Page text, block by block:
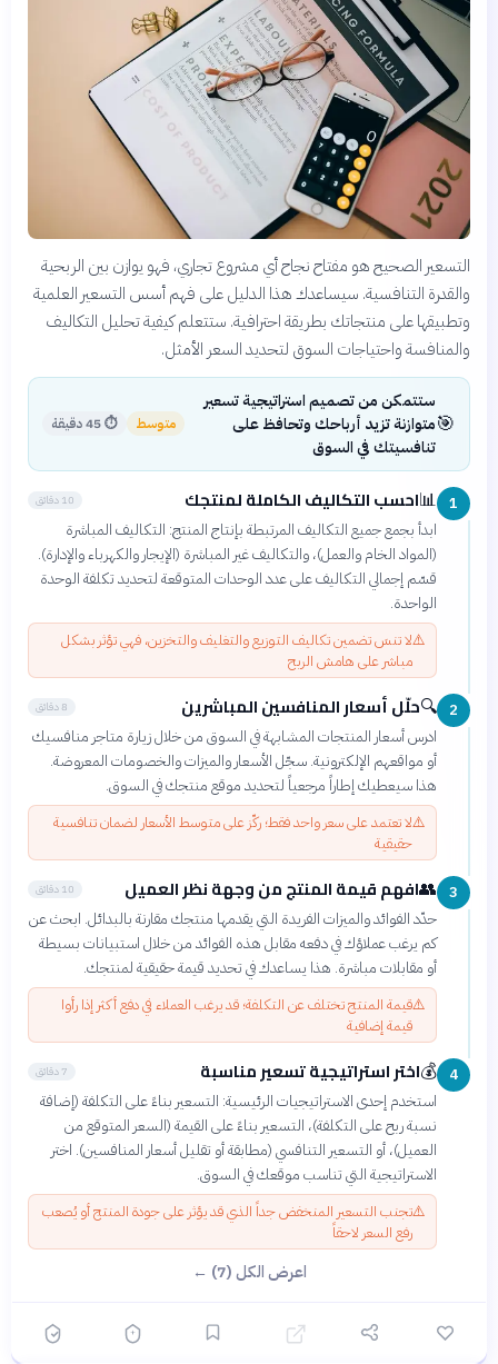
التسعير الصحيح هو مفتاح نجاح أي مشروع تجاري، فهو يوازن بين الربحية
والقدرة التنافسية. سيساعدك هذا الدليل على فهم أسس التسعير العلمية
وتطبيقها على منتجاتك بطريقة احترافية. ستتعلم كيفية تحليل التكاليف
والمنافسة واحتياجات السوق لتحديد السعر الأمثل.
🎯
ستتمكن من تصميم استراتيجية تسعير
متوازنة تزيد أرباحك وتحافظ على
تنافسيتك في السوق
متوسط ⏱45 دقيقة
1
📊احسب التكاليف الكاملة لمنتجك 10 دقائق
ابدأ بجمع جميع التكاليف المرتبطة بإنتاج المنتج: التكاليف المباشرة
(المواد الخام والعمل)، والتكاليف غير المباشرة (الإيجار والكهرباء والإدارة).
قسّم إجمالي التكاليف على عدد الوحدات المتوقعة لتحديد تكلفة الوحدة
الواحدة.
⚠️لا تنسَ تضمين تكاليف التوزيع والتغليف والتخزين، فهي تؤثر بشكل
مباشر على هامش الربح
2
🔍حلّل أسعار المنافسين المباشرين 8 دقائق
ادرس أسعار المنتجات المشابهة في السوق من خلال زيارة متاجر منافسيك
أو مواقعهم الإلكترونية. سجّل الأسعار والميزات والخصومات المعروضة.
هذا سيعطيك إطاراً مرجعياً لتحديد موقع منتجك في السوق.
⚠️لا تعتمد على سعر واحد فقط؛ ركّز على متوسط الأسعار لضمان تنافسية
حقيقية
3
👥افهم قيمة المنتج من وجهة نظر العميل 10 دقائق
حدّد الفوائد والميزات الفريدة التي يقدمها منتجك مقارنة بالبدائل. ابحث عن
كم يرغب عملاؤك في دفعه مقابل هذه الفوائد من خلال استبيانات بسيطة
أو مقابلات مباشرة. هذا يساعدك في تحديد قيمة حقيقية لمنتجك.
⚠️قيمة المنتج تختلف عن التكلفة؛ قد يرغب العملاء في دفع أكثر إذا رأوا
قيمة إضافية
4
💰اختر استراتيجية تسعير مناسبة 7 دقائق
استخدم إحدى الاستراتيجيات الرئيسية: التسعير بناءً على التكلفة (إضافة
نسبة ربح على التكلفة)، التسعير بناءً على القيمة (السعر المتوقع من
العميل)، أو التسعير التنافسي (مطابقة أو تقليل أسعار المنافسين). اختر
الاستراتيجية التي تناسب موقعك في السوق.
⚠️تجنب التسعير المنخفض جداً الذي قد يؤثر على جودة المنتج أو يُصعب
رفع السعر لاحقاً
اعرض الكل (7) ←